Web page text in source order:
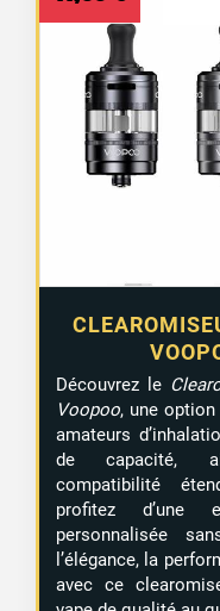
Découvrez le
Voopoo, une
amateurs
de capacité,
compatibilité
profitez d’une
personnalisée
l’élégance, la
avec ce